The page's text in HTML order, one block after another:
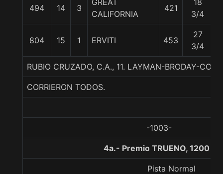
494 14 3
GREAT
CALIFORNIA
421
18
3/4
804 15 1 ERVITI 453
27
3/4
RUBIO CRUZADO, C.A., 11. LAYMAN-BRODAY-
CORRIERON TODOS.
-1003-
4a.- Premio TRUENO, 1200
Pista Normal